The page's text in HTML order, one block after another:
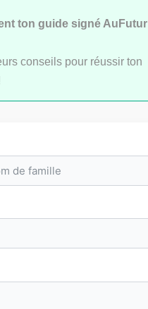
des meilleures
sur
ton guide signé AuFutur
conseils pour réussir ton